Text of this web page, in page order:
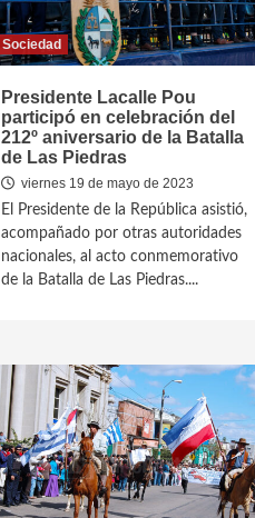
Sociedad
Presidente Lacalle Pou
participó en celebración del
212º aniversario de la Batalla
de Las Piedras
viernes 19 de mayo de 2023
El Presidente de la República asistió,
acompañado por otras autoridades
nacionales, al acto conmemorativo
de la Batalla de Las Piedras....